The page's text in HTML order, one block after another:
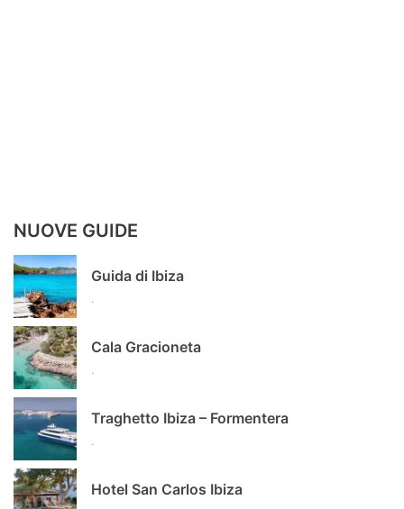
NUOVE GUIDE
Guida di Ibiza
Cala Gracioneta
Traghetto Ibiza – Formentera
Hotel San Carlos Ibiza